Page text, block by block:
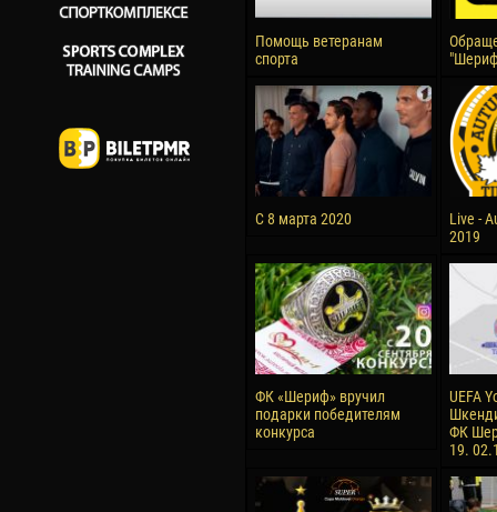
Помощь ветеранам
спорта
С 8 марта 2020
Live -
2019
ФК «Шериф» вручил
подарки победителям
конкурса
UEFA
ФК
19.